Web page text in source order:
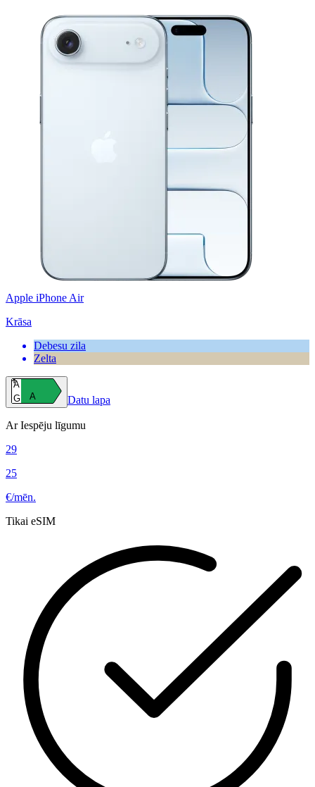
Apple iPhone Air
Krāsa
Debesu zila
Zelta
A
G
A Datu lapa
Ar Iespēju līgumu
29
25
€/mēn.
Tikai eSIM